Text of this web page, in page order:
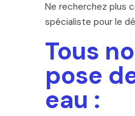
Ne recherchez plus
spécialiste pour le
Tous
pose
eau :